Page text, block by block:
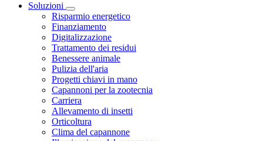
Soluzioni
Risparmio energetico
Finanziamento
Digitalizzazione
Trattamento dei residui
Benessere animale
Pulizia dell'aria
Progetti chiavi in mano
Capannoni per la zootecnia
Carriera
Allevamento di insetti
Orticoltura
Clima del capannone